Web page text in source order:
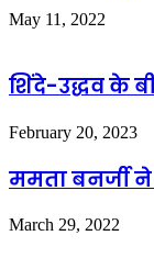
May 11, 2022
शिंदे-उद्धव के
February 20, 2023
ममता बनर्जी
March 29, 2022